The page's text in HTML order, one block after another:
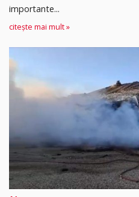
importante...
citește mai mult »